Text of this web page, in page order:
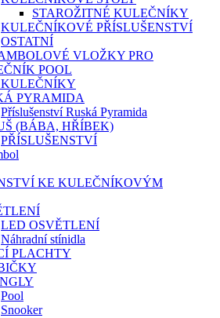
STAROŽITNÉ KULEČNÍKY
KULEČNÍKOVÉ PŘÍSLUŠENSTVÍ
OSTATNÍ
VLOŽKY PRO
POOL
PYRAMIDA
Příslušenství Ruská Pyramida
(BÁBA, HŘÍBEK)
PŘÍSLUŠENSTVÍ
KE KULEČNÍKOVÝM
LED OSVĚTLENÍ
Náhradní stínidla
PLACHTY
Pool
Snooker